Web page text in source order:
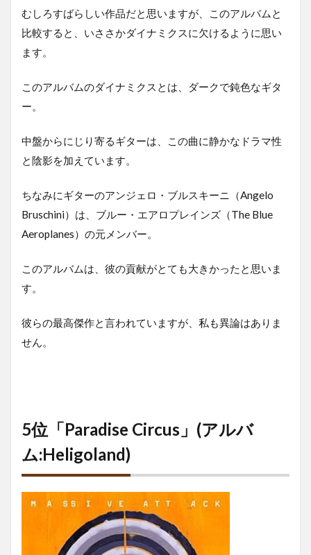
むしろすばらしい作品だと思いますが、このアルバムと
比較すると、いささかダイナミクスに欠けるように思い
ます。
このアルバムのダイナミクスとは、ダークで鈍色なギタ
ー。
中盤からにじり寄るギターは、この曲に静かなドラマ性
と陰影を加えています。
ちなみにギターのアンジェロ・ブルスキーニ（Angelo
Bruschini）は、ブルー・エアロプレインズ（The Blue
Aeroplanes）の元メンバー。
このアルバムは、彼の貢献がとても大きかったと思いま
す。
彼らの最高傑作と言われていますが、私も異論はありま
せん。
5位「Paradise Circus」(アルバ
ム:Heligoland)